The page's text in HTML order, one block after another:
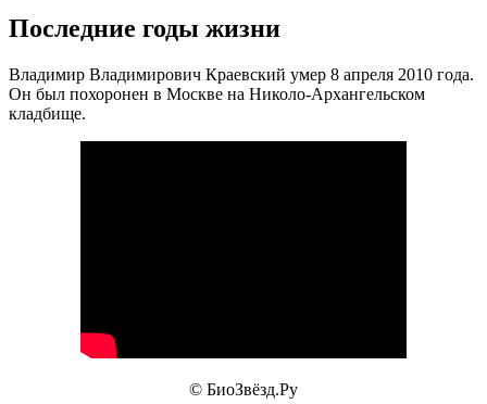
Последние годы жизни
Владимир Владимирович Краевский умер 8 апреля 2010 года.
Он был похоронен в Москве на Николо-Архангельском
кладбище.
© БиоЗвёзд.Ру